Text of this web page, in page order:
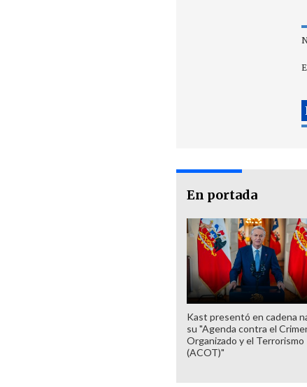
En portada
Kast presentó en cadena
su "Agenda contra el
Organizado y el Terrorismo
(ACOT)"